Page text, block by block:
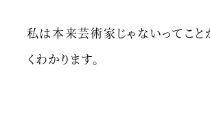
私は本来芸術家じゃないってこと
くわかります。